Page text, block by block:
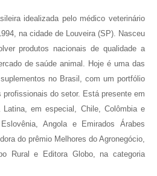
idealizada pelo médico veterinário
na cidade de Louveira (SP). Nasceu
produtos nacionais de qualidade a
de saúde animal. Hoje é uma das
no Brasil, com um portfólio
do setor. Está presente em
em especial, Chile, Colômbia e
Angola e Emirados Árabes
do prêmio Melhores do Agronegócio,
Rural e Editora Globo, na categoria